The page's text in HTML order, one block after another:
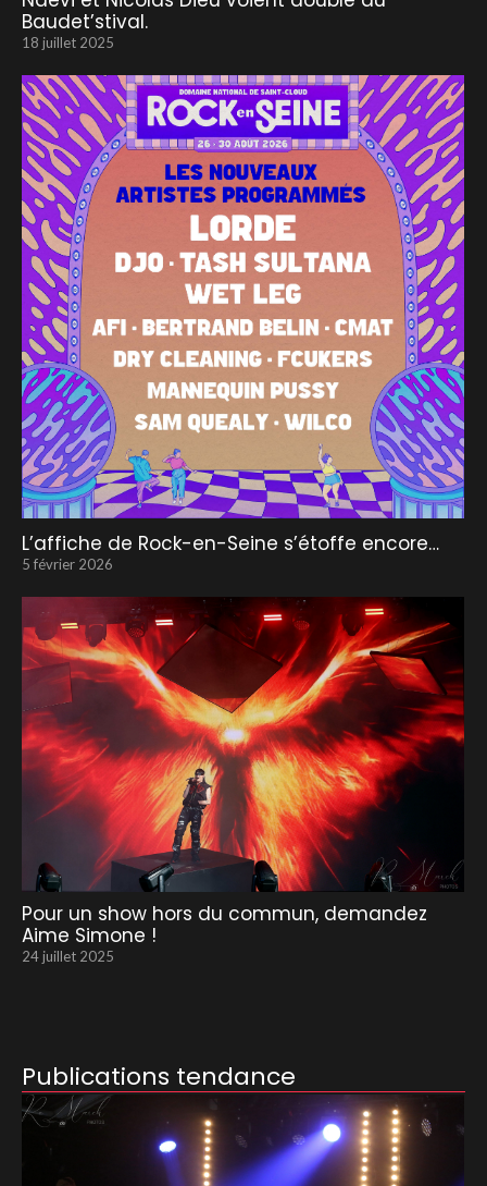
Baudet’stival.
18 juillet 2025
L’affiche de Rock-en-Seine s’étoffe encore…
5 février 2026
Pour un show hors du commun, demandez
Aime Simone !
24 juillet 2025
Publications tendance